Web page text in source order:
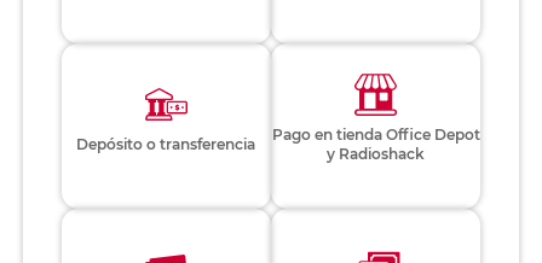
Depósito o transferencia
Pago en tienda Office Depot
y Radioshack